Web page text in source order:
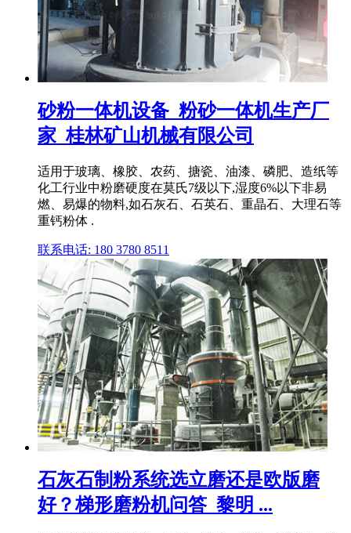
砂粉一体机设备_粉砂一体机生产厂
家_桂林矿山机械有限公司
适用于玻璃、橡胶、农药、搪瓷、油漆、磷肥、造纸等
化工行业中粉磨硬度在莫氏7级以下,湿度6%以下非易
燃、易爆的物料,如石灰石、石英石、重晶石、大理石等
重钙粉体 .
联系电话: 180 3780 8511
石灰石制粉系统选立磨还是欧版磨
好？梯形磨粉机问答_黎明 ...